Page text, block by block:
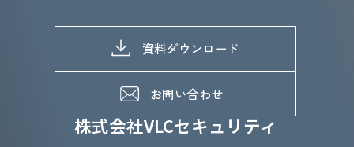
株式会社VLCセキュリティ
よくあるご質問
SDGs推進体制
D&Iの取り組み
募集職種一覧
メッセージ
メンバーインタビュー
資料ダウンロード
お問い合わせ